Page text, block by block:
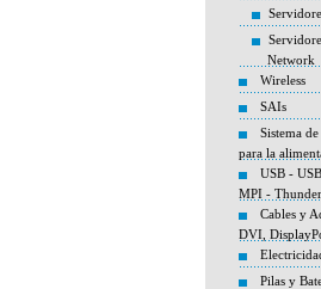
Network
Wireless
SAIs
Sistema
para la
USB -
MPI -
Cables y
DVI,
Pilas y